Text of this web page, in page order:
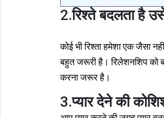
2.रिश्ते बदलता है
कोई भी रिश्ता हमेशा एक जैसा
बहुत जरूरी है। रिलेशनशिप को
करना जरूर है।
3.प्यार देने की